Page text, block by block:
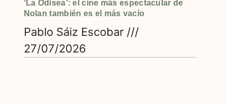
‘La Odisea’: el cine más espectacular de
Nolan también es el más vacío
Pablo Sáiz Escobar
27/07/2026